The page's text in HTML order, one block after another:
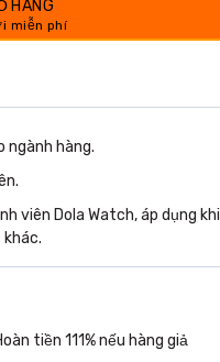
HÀNG
ngành hàng.
viên Dola Watch, áp dụng khi
khác.
tiền 111% nếu hàng giả